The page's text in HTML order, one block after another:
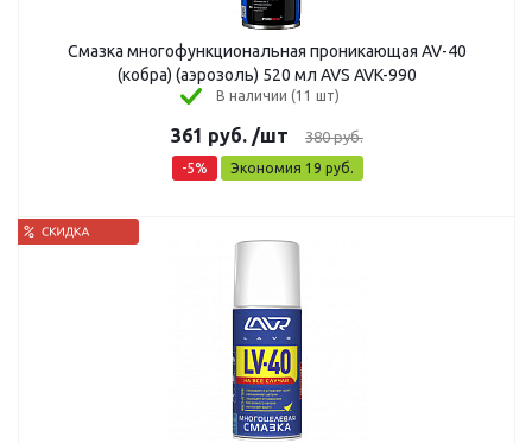
Смазка многофункциональная проникающая AV-40
(кобра) (аэрозоль) 520 мл AVS AVK-990
В наличии (11 шт)
361 руб. /шт 380руб.
-5% Экономия 19 руб.